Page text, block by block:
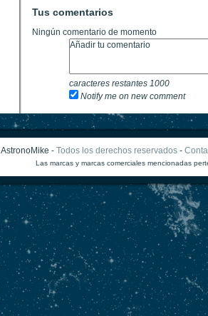
Tus comentarios
Ningún comentario de momento
caracteres restantes 1000
Notify me on new comment
AstronoMike - Todos los derechos reservados-
Las marcas y marcas comerciales mencionadas